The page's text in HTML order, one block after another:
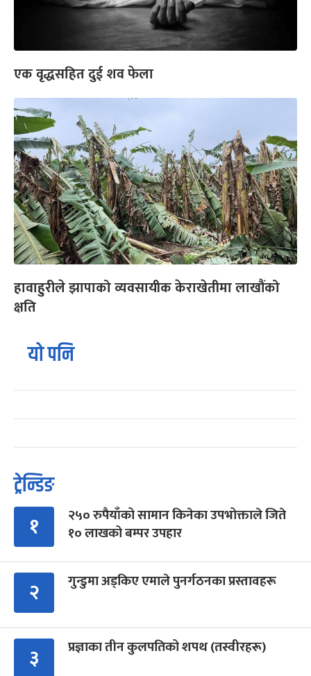
एक वृद्धसहित दुई शव फेला
हावाहुरीले झापाको व्यवसायीक केराखेतीमा लाखौंको
क्षति
यो पनि
ट्रेन्डिङ
१
२५० रुपैयाँको सामान किनेका उपभोक्ताले जिते
१० लाखको बम्पर उपहार
२ गुन्डुमा अड्किए एमाले पुनर्गठनका प्रस्तावहरू
३ प्रज्ञाका तीन कुलपतिको शपथ (तस्वीरहरू)